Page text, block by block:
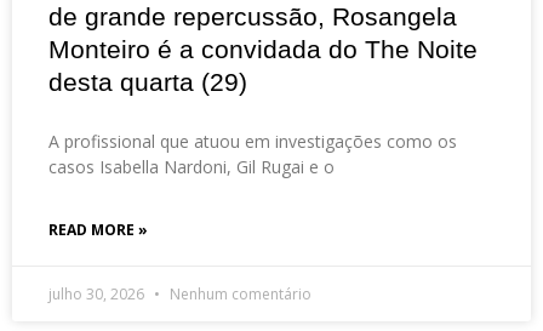
de grande repercussão, Rosangela
Monteiro é a convidada do The Noite
desta quarta (29)
A profissional que atuou em investigações como os
casos Isabella Nardoni, Gil Rugai e o
READ MORE »
julho 30, 2026 Nenhum comentário